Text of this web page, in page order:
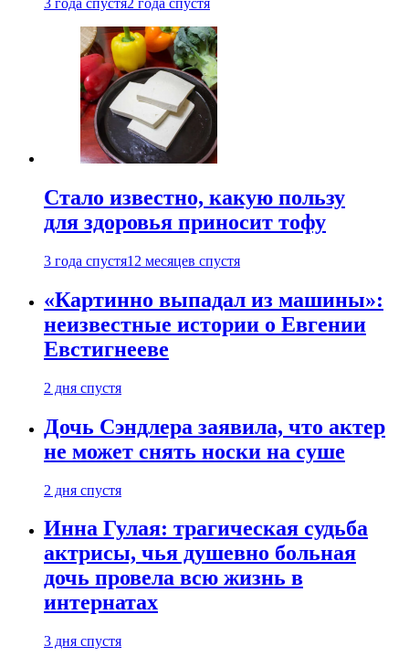
3 года спустя2 года спустя
Стало известно, какую пользу
для здоровья приносит тофу
3 года спустя12 месяцев спустя
«Картинно выпадал из машины»:
неизвестные истории о Евгении
Евстигнееве
2 дня спустя
Дочь Сэндлера заявила, что актер
не может снять носки на суше
2 дня спустя
Инна Гулая: трагическая судьба
актрисы, чья душевно больная
дочь провела всю жизнь в
интернатах
3 дня спустя